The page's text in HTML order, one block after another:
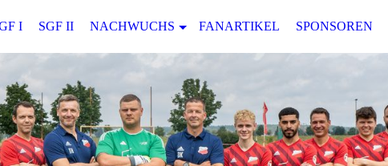
I SGF II NACHWUCHS FANARTIKEL SPONSOREN